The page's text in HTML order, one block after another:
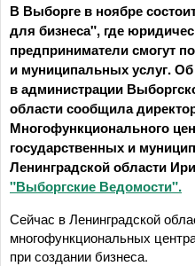
В Выборге в ноябре
для бизнеса", где
предприниматели смогут
и муниципальных услуг.
в администрации
области сообщила
Многофункционального
государственных и
Ленинградской области
"Выборгские Ведомости".
Сейчас в Ленинградской
многофункциональных
при создании бизнеса.